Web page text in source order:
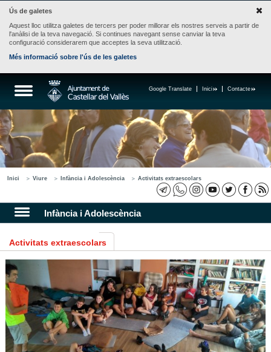
Ús de galetes
Aquest lloc utilitza galetes de tercers per poder millorar els nostres serveis a partir de
l'anàlisi de la teva navegació. Si continues navegant sense canviar la teva
configuració considerarem que acceptes la seva utilització.
Més informació sobre l'ús de les galetes
Contacte
Inici
Google Translate
Inici Viure Infància i Adolescència Activitats extraescolars
Infància i Adolescència
Activitats extraescolars